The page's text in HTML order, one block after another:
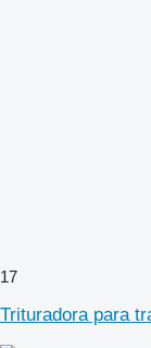
17
Trituradora para